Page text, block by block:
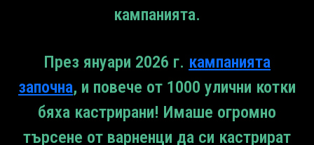
кампанията.
През януари 2026 г. кампанията
започна, и повече от 1000 улични котки
бяха кастрирани! Имаше огромно
търсене от варненци да си кастрират